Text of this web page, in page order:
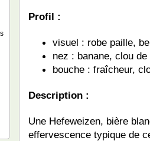
Profil :
visuel : robe paille,
nez : banane, clou
bouche : fraîcheur,
Description :
Une Hefeweizen, bière
effervescence typique de